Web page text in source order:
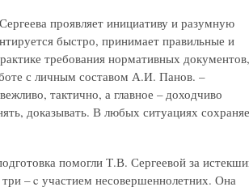
проявляет инициативу и разумную
быстро, принимает правильные и
требования нормативных документов,
с личным составом А.И. Панов. –
тактично, а главное – доходчиво
доказывать. В любых ситуациях
помогли Т.В. Сергеевой за
– c участием несовершеннолетних. Она